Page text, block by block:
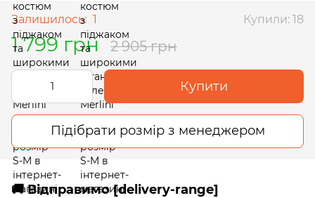
Залишилось: 1 Купили: 18
1 799 грн 2 905 грн
Купити
Підібрати розмір з менеджером
🚚 Відправимо [delivery-range]